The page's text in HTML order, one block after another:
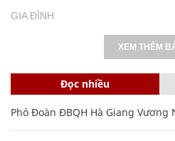
GIA ĐÌNH
XEM THÊM
Đọc nhiều
Phó Đoàn ĐBQH Hà Giang Vương